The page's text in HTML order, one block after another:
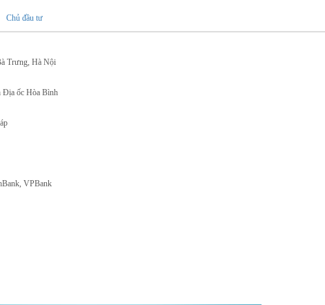
Chủ đầu tư
Trưng, Hà Nội
Địa ốc Hòa Bình
VPBank